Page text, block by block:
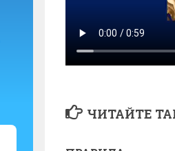
ЧИТАЙТЕ